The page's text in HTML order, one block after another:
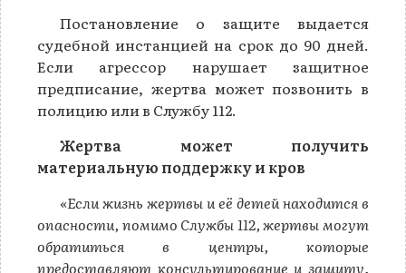
Постановление о защите выдается
судебной инстанцией на срок до 90 дней.
Если агрессор нарушает защитное
предписание, жертва может позвонить в
полицию или в Службу 112.
Жертва может получить
материальную поддержку и кров
«Если жизнь жертвы и её детей находится в
опасности, помимо Службы 112, жертвы могут
обратиться в центры, которые
предоставляют консультирование и защиту.